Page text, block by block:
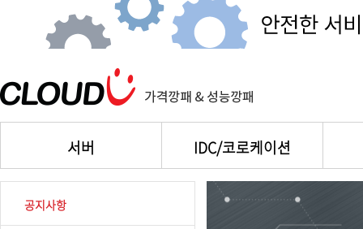
서버 IDC/코로케이션
공지사항